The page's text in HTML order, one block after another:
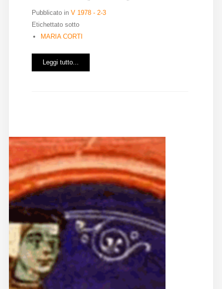
Norme
Pubblicato in V 1978 - 2-3
Etichettato sotto
MARIA CORTI
Leggi tutto...